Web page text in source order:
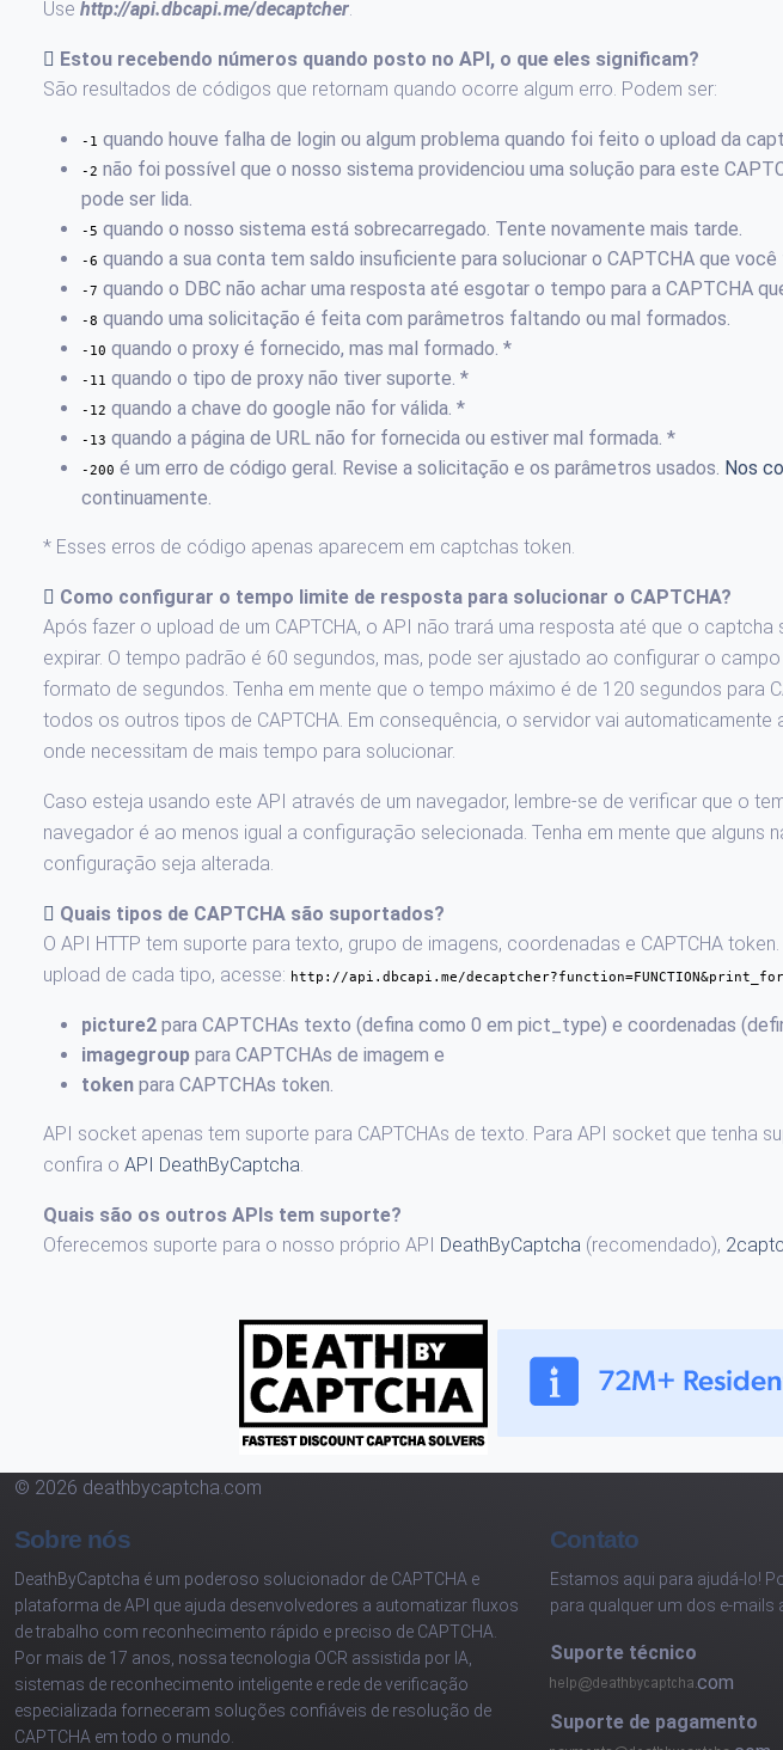
Use http://api.dbcapi.me/decaptcher.
Estou recebendo números quando posto no API, o que eles significam?
São resultados de códigos que retornam quando ocorre algum erro. Podem ser:
-1 quando houve falha de login ou algum problema quando foi feito o upload da
-2 não foi possível que o nosso sistema providenciou uma solução para este
pode ser lida.
-5 quando o nosso sistema está sobrecarregado. Tente novamente mais tarde.
-6 quando a sua conta tem saldo insuficiente para solucionar o CAPTCHA que
-7 quando o DBC não achar uma resposta até esgotar o tempo para a CAPTCHA
-8 quando uma solicitação é feita com parâmetros faltando ou mal formados.
-10 quando o proxy é fornecido, mas mal formado. *
-11 quando o tipo de proxy não tiver suporte. *
-12 quando a chave do google não for válida. *
-13 quando a página de URL não for fornecida ou estiver mal formada. *
-200 é um erro de código geral. Revise a solicitação e os parâmetros usados. Nos
continuamente.
* Esses erros de código apenas aparecem em captchas token.
Como configurar o tempo limite de resposta para solucionar o CAPTCHA?
Após fazer o upload de um CAPTCHA, o API não trará uma resposta até que o
expirar. O tempo padrão é 60 segundos, mas, pode ser ajustado ao configurar o campo
formato de segundos. Tenha em mente que o tempo máximo é de 120 segundos para
todos os outros tipos de CAPTCHA. Em consequência, o servidor vai
onde necessitam de mais tempo para solucionar.
Caso esteja usando este API através de um navegador, lembre-se de verificar que o
navegador é ao menos igual a configuração selecionada. Tenha em mente que alguns
configuração seja alterada.
Quais tipos de CAPTCHA são suportados?
O API HTTP tem suporte para texto, grupo de imagens, coordenadas e CAPTCHA
upload de cada tipo, acesse: http://api.dbcapi.me/
picture2 para CAPTCHAs texto (defina como 0 em pict_type) e coordenadas
imagegroup para CAPTCHAs de imagem e
token para CAPTCHAs token.
API socket apenas tem suporte para CAPTCHAs de texto. Para API socket que tenha
confira o API DeathByCaptcha.
Quais são os outros APIs tem suporte?
Oferecemos suporte para o nosso próprio API DeathByCaptcha (recomendado),
© 2026 deathbycaptcha.com
Sobre nós
DeathByCaptcha é um poderoso solucionador de CAPTCHA e
plataforma de API que ajuda desenvolvedores a automatizar fluxos
de trabalho com reconhecimento rápido e preciso de CAPTCHA.
Por mais de 17 anos, nossa tecnologia OCR assistida por IA,
sistemas de reconhecimento inteligente e rede de verificação
especializada forneceram soluções confiáveis de resolução de
CAPTCHA em todo o mundo.
Contato
Estamos aqui para ajudá-lo!
para qualquer um dos e-mails
Suporte técnico
com
Suporte de pagamento